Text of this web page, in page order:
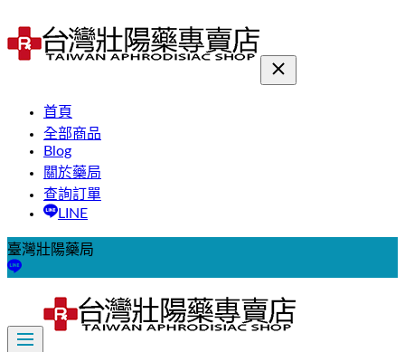
首頁
全部商品
Blog
關於藥局
查詢訂單
LINE
臺灣壯陽藥局